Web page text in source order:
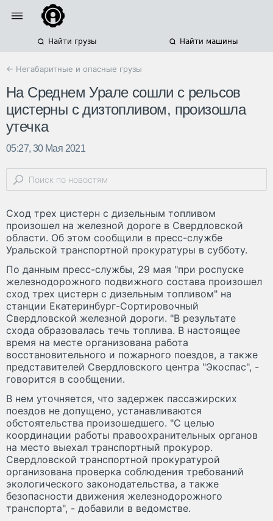
Найти грузы Найти машины
← Негабаритные и опасные грузы
На Среднем Урале сошли с рельсов
цистерны с дизтопливом, произошла
утечка
05:27, 30 Мая 2021
Сход трех цистерн с дизельным топливом
произошел на железной дороге в Свердловской
области. Об этом сообщили в пресс-службе
Уральской транспортной прокуратуры в субботу.
По данным пресс-службы, 29 мая "при роспуске
железнодорожного подвижного состава произошел
сход трех цистерн с дизельным топливом" на
станции Екатеринбург-Сортировочный
Свердловской железной дороги. "В результате
схода образовалась течь топлива. В настоящее
время на месте организована работа
восстановительного и пожарного поездов, а также
представителей Свердловского центра "Экоспас", -
говорится в сообщении.
В нем уточняется, что задержек пассажирских
поездов не допущено, устанавливаются
обстоятельства произошедшего. "С целью
координации работы правоохранительных органов
на место выехал транспортный прокурор.
Свердловской транспортной прокуратурой
организована проверка соблюдения требований
экологического законодательства, а также
безопасности движения железнодорожного
транспорта", - добавили в ведомстве.